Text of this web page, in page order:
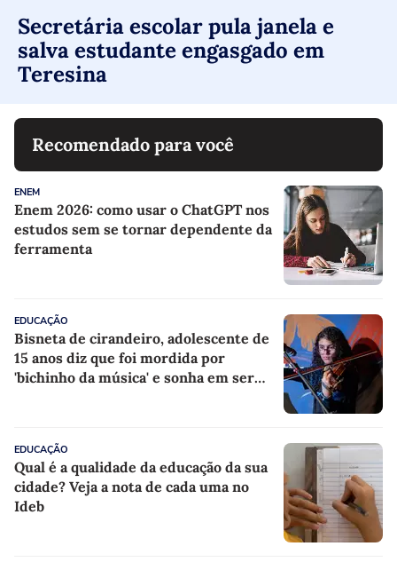
Secretária escolar pula janela e
salva estudante engasgado em
Teresina
Recomendado para você
ENEM
Enem 2026: como usar o ChatGPT nos
estudos sem se tornar dependente da
ferramenta
EDUCAÇÃO
Bisneta de cirandeiro, adolescente de
15 anos diz que foi mordida por
'bichinho da música' e sonha em ser
EDUCAÇÃO
Qual é a qualidade da educação da sua
cidade? Veja a nota de cada uma no
Ideb